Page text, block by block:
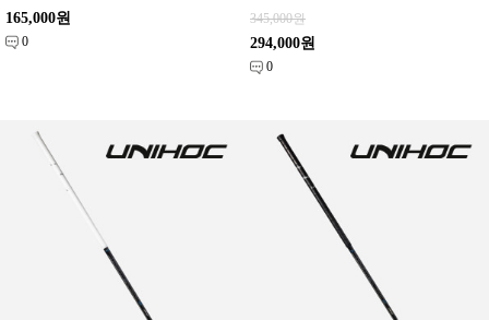
165,000원
0
345,000원
294,000원
0